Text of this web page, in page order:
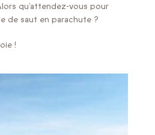
qu’attendez-vous pour
de saut en parachute ?
!